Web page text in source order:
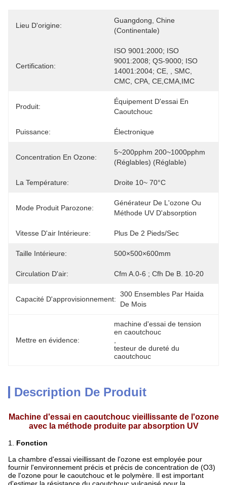
Lieu D'origine:
Guangdong, Chine
(continentale)
Certification:
ISO 9001:2000; ISO
9001:2008; QS-9000; ISO
14001:2004; CE, , SMC,
CMC, CPA, CE,CMA,IMC
Produit:
Équipement D'essai En
Caoutchouc
Puissance: Électronique
Concentration En Ozone:
5~200pphm 200~1000pphm
(réglables) (réglable)
La Température: Droite 10~ 70°C
Mode Produit Parozone:
Générateur De L'ozone Ou
Méthode UV D'absorption
Vitesse D'air Intérieure: Plus De 2 Pieds/sec
Taille Intérieure: 500×500×600mm
Circulation D'air: Cfm A.0-6 ; Cfh De B. 10-20
Capacité D'approvisionnement:
300 Ensembles Par Haida
De Mois
Mettre en évidence:
machine d'essai de tension
en caoutchouc
testeur de dureté du
caoutchouc
Description De Produit
Machine d'essai en caoutchouc vieillissante de l'ozone
avec la méthode produite par absorption UV
1. Fonction
La chambre d'essai vieillissant de l'ozone est employée pour
fournir l'environnement précis et précis de concentration de (O3)
de l'ozone pour le caoutchouc et le polymère. Il est important